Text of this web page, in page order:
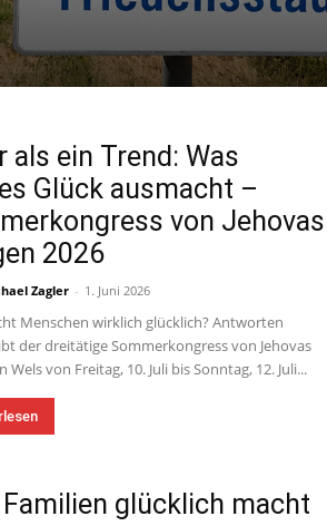
als ein Trend: Was
Glück ausmacht –
von Jehovas
2026
Zagler - 1. Juni 2026
Menschen wirklich glücklich? Antworten
der dreitätige Sommerkongress von Jehovas
Wels von Freitag, 10. Juli bis Sonntag, 12. Juli...
glücklich macht